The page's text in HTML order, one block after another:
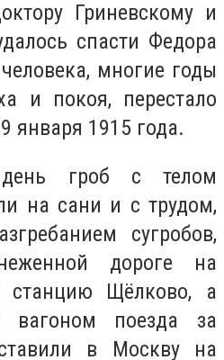
Гриневскому и
спасти Федора
многие годы
и покоя, перестало
января 1915 года.
гроб с телом
на сани и с трудом,
сугробов,
дороге на
станцию Щёлково, а
вагоном поезда за
в Москву на